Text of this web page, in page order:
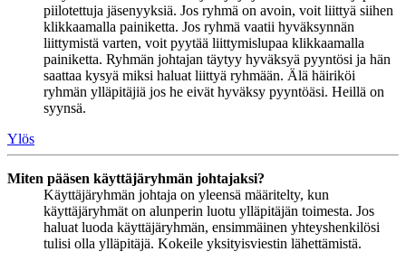
piilotettuja jäsenyyksiä. Jos ryhmä on avoin, voit liittyä siihen
klikkaamalla painiketta. Jos ryhmä vaatii hyväksynnän
liittymistä varten, voit pyytää liittymislupaa klikkaamalla
painiketta. Ryhmän johtajan täytyy hyväksyä pyyntösi ja hän
saattaa kysyä miksi haluat liittyä ryhmään. Älä häiriköi
ryhmän ylläpitäjiä jos he eivät hyväksy pyyntöäsi. Heillä on
syynsä.
Ylös
Miten pääsen käyttäjäryhmän johtajaksi?
Käyttäjäryhmän johtaja on yleensä määritelty, kun
käyttäjäryhmät on alunperin luotu ylläpitäjän toimesta. Jos
haluat luoda käyttäjäryhmän, ensimmäinen yhteyshenkilösi
tulisi olla ylläpitäjä. Kokeile yksityisviestin lähettämistä.